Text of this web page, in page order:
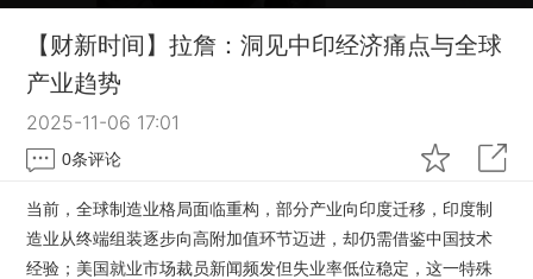
【财新时间】拉詹：洞见中印经济痛点与全球
产业趋势
2025-11-06 17:01
0条评论
当前，全球制造业格局面临重构，部分产业向印度迁移，印度制
造业从终端组装逐步向高附加值环节迈进，却仍需借鉴中国技术
经验；美国就业市场裁员新闻频发但失业率低位稳定，这一特殊